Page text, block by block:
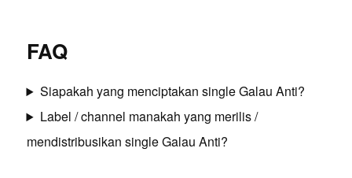
FAQ
Siapakah yang menciptakan single Galau Anti?
Label / channel manakah yang merilis /
mendistribusikan single Galau Anti?